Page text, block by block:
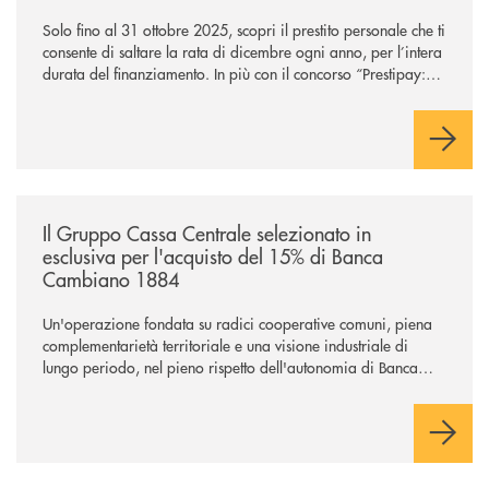
Solo fino al 31 ottobre 2025, scopri il prestito personale che ti
consente di saltare la rata di dicembre ogni anno, per l’intera
durata del finanziamento. In più con il concorso “Prestipay: la
Il Gruppo Cassa Centrale selezionato in
esclusiva per l'acquisto del 15% di Banca
Cambiano 1884
Un'operazione fondata su radici cooperative comuni, piena
complementarietà territoriale e una visione industriale di
lungo periodo, nel pieno rispetto dell'autonomia di Banca
negoziazione esclusiva per la finalizzazione dell’operazione.